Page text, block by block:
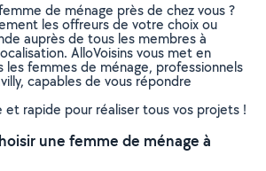
de ménage près de chez vous ?
les offreurs de votre choix ou
auprès de tous les membres à
AlloVoisins vous met en
femmes de ménage, professionnels
capables de vous répondre
et rapide pour réaliser tous vos projets !
une femme de ménage à